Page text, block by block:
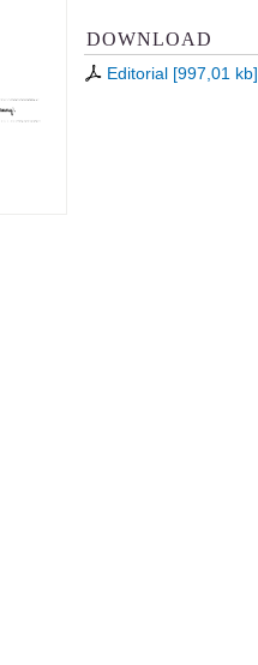
DOWNLOAD
Editorial [997,01 kb]